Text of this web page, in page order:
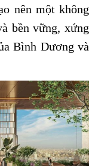
nên một không
bền vững, xứng
Bình Dương và